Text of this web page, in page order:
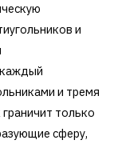
и
и тремя
только
сферу,